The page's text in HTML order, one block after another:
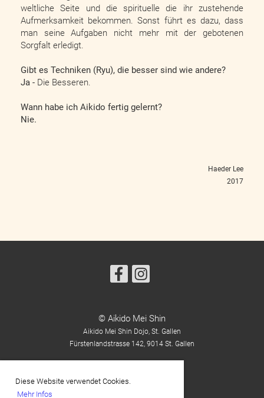
Diese Website verwendet Cookies.
Mehr Infos
weltliche Seite und die spirituelle die ihr zustehende
Aufmerksamkeit bekommen. Sonst führt es dazu, dass
man seine Aufgaben nicht mehr mit der gebotenen
Sorgfalt erledigt.
Gibt es Techniken (Ryu), die besser sind wie andere?
Ja - Die Besseren.
Wann habe ich Aikido fertig gelernt?
Nie.
Haeder Lee
2017
© Aikido Mei Shin
Aikido Mei Shin Dojo, St. Gallen
Fürstenlandstrasse 142, 9014 St. Gallen